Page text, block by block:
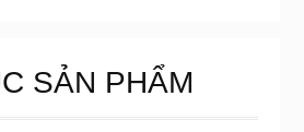
SẢN PHẨM